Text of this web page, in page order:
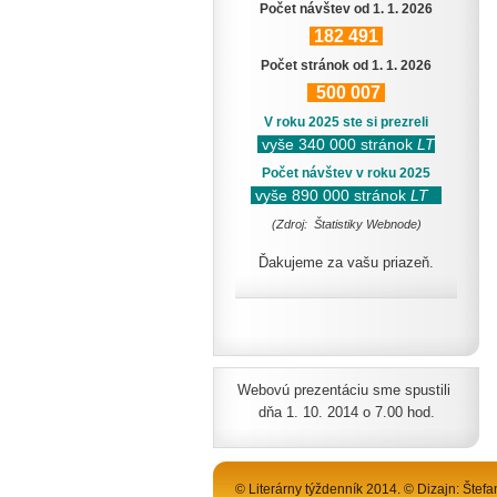
Počet návštev od 1. 1. 2026
182 491
Počet stránok od 1. 1. 2026
500 007
V roku 2025 ste si prezreli
vyše 340 000 stránok LT
Počet návštev v roku 2025
vyše 890 000 stránok LT
(Zdroj: Štatistiky Webnode)
Ďakujeme za vašu priazeň.
Webovú prezentáciu sme spustili
dňa 1. 10. 2014 o 7.00 hod.
© Literárny týždenník 2014. © Dizajn: